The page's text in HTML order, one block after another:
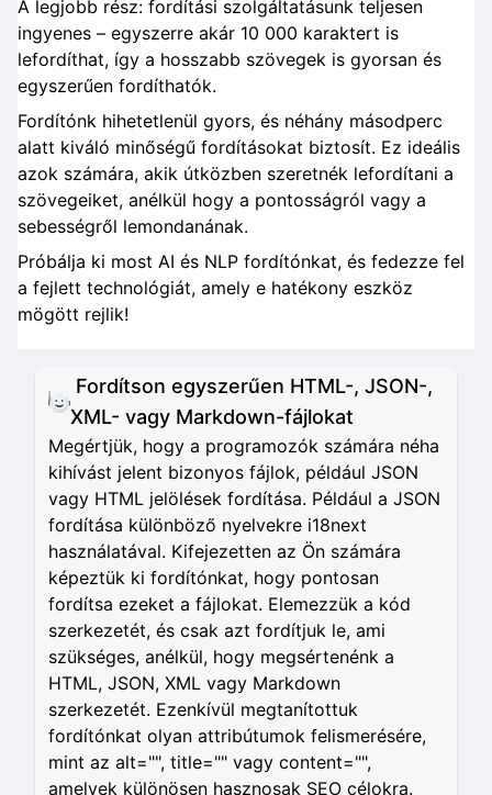
A legjobb rész: fordítási szolgáltatásunk teljesen
ingyenes – egyszerre akár 10 000 karaktert is
lefordíthat, így a hosszabb szövegek is gyorsan és
egyszerűen fordíthatók.
Fordítónk hihetetlenül gyors, és néhány másodperc
alatt kiváló minőségű fordításokat biztosít. Ez ideális
azok számára, akik útközben szeretnék lefordítani a
szövegeiket, anélkül hogy a pontosságról vagy a
sebességről lemondanának.
Próbálja ki most AI és NLP fordítónkat, és fedezze fel
a fejlett technológiát, amely e hatékony eszköz
mögött rejlik!
Fordítson egyszerűen HTML-, JSON-,
XML- vagy Markdown-fájlokat
Megértjük, hogy a programozók számára néha
kihívást jelent bizonyos fájlok, például JSON
vagy HTML jelölések fordítása. Például a JSON
fordítása különböző nyelvekre i18next
használatával. Kifejezetten az Ön számára
képeztük ki fordítónkat, hogy pontosan
fordítsa ezeket a fájlokat. Elemezzük a kód
szerkezetét, és csak azt fordítjuk le, ami
szükséges, anélkül, hogy megsértenénk a
HTML, JSON, XML vagy Markdown
szerkezetét. Ezenkívül megtanítottuk
fordítónkat olyan attribútumok felismerésére,
mint az alt="", title="" vagy content="",
amelyek különösen hasznosak SEO célokra.